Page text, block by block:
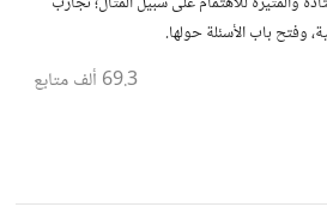
وفتح باب الأسئلة حولها.
69.3 ألف متابع